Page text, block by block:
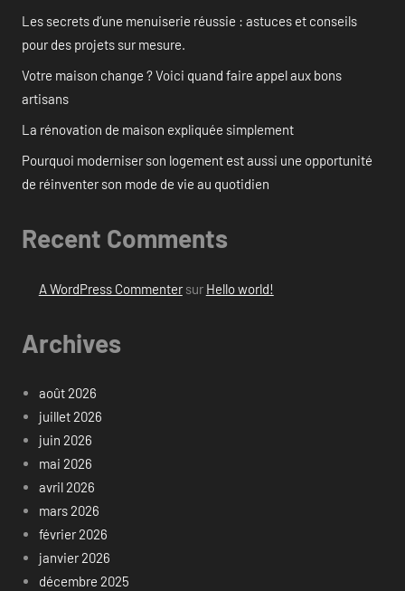
Les secrets d’une menuiserie réussie : astuces et conseils
pour des projets sur mesure.
Votre maison change ? Voici quand faire appel aux bons
artisans
La rénovation de maison expliquée simplement
Pourquoi moderniser son logement est aussi une opportunité
de réinventer son mode de vie au quotidien
Recent Comments
A WordPress Commentersur Hello world!
Archives
août 2026
juillet 2026
juin 2026
mai 2026
avril 2026
mars 2026
février 2026
janvier 2026
décembre 2025